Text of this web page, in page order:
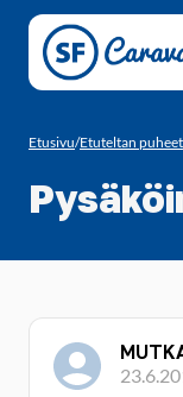
Siirry sivun sisältöön
Etusivu/Etuteltan puheet